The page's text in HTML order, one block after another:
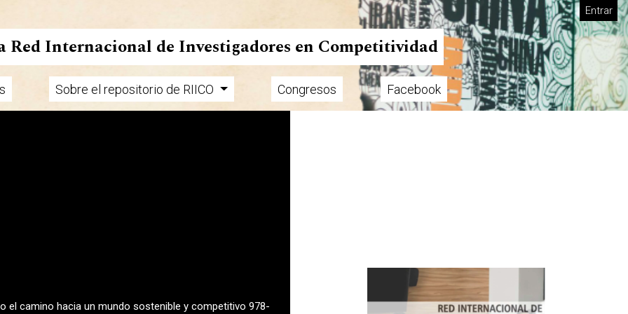
Entrar
Red Internacional de Investigadores en Competitividad
Sobre el repositorio de RIICO Congresos Facebook
el camino hacia un mundo sostenible y competitivo 978-
Imagen de portada